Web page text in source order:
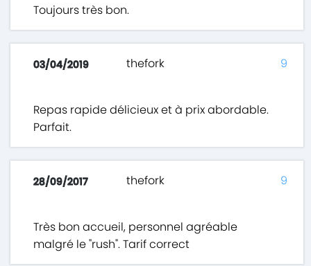
Toujours très bon.
03/04/2019 thefork
Repas rapide délicieux et à prix abordable.
Parfait.
9
28/09/2017 thefork
Très bon accueil, personnel agréable
malgré le "rush". Tarif correct
9